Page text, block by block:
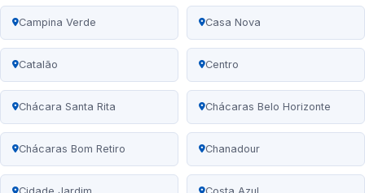
Campina Verde Casa Nova
Catalão Centro
Chácara Santa Rita Chácaras Belo Horizonte
Chácaras Bom Retiro Chanadour